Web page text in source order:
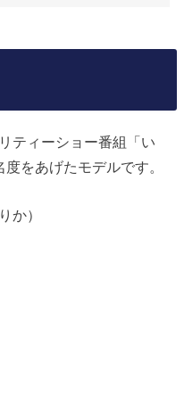
ティーショー番組「い
をあげたモデルです。
か）